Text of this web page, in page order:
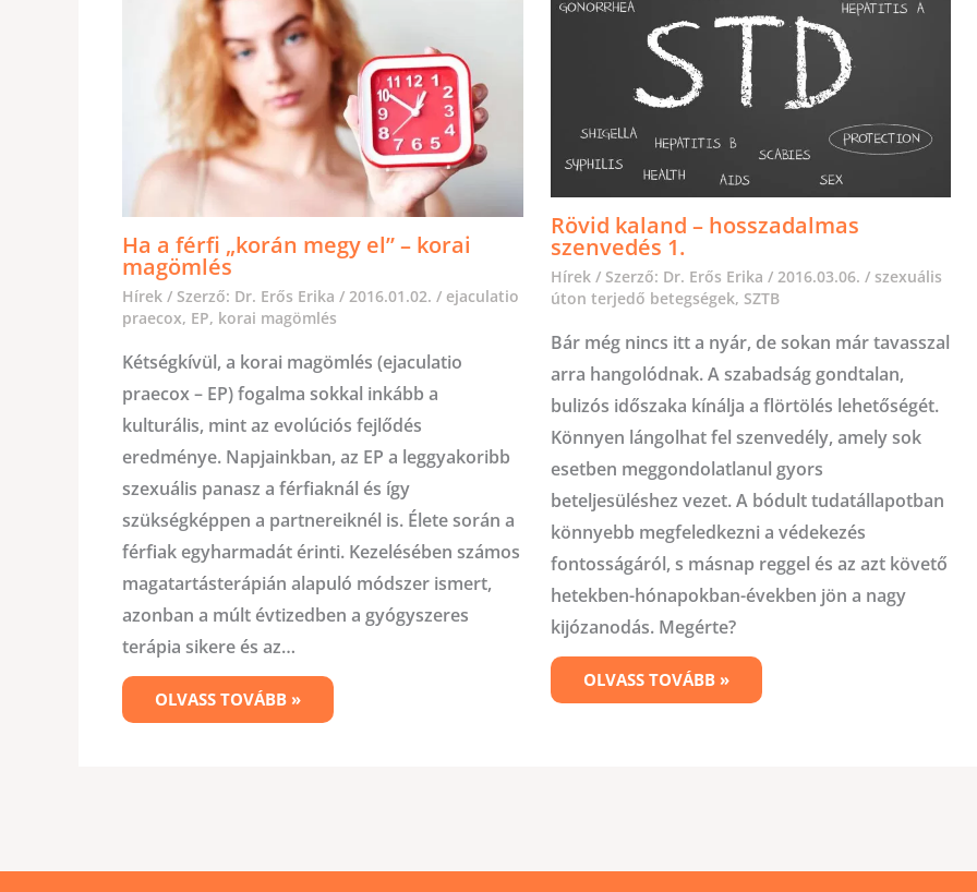
Ha a férfi „korán megy el” – korai
magömlés
Hírek / Szerző: Dr. Erős Erika / 2016.01.02. / ejaculatio
praecox, EP, korai magömlés
Kétségkívül, a korai magömlés (ejaculatio
praecox – EP) fogalma sokkal inkább a
kulturális, mint az evolúciós fejlődés
eredménye. Napjainkban, az EP a leggyakoribb
szexuális panasz a férfiaknál és így
szükségképpen a partnereiknél is. Élete során a
férfiak egyharmadát érinti. Kezelésében számos
magatartásterápián alapuló módszer ismert,
azonban a múlt évtizedben a gyógyszeres
terápia sikere és az…
OLVASS TOVÁBB »
Rövid kaland – hosszadalmas
szenvedés 1.
Hírek/ Szerző: Dr. Erős Erika / 2016.03.06. / szexuális
úton terjedő betegségek, SZTB
Bár még nincs itt a nyár, de sokan már tavasszal
arra hangolódnak. A szabadság gondtalan,
bulizós időszaka kínálja a flörtölés lehetőségét.
Könnyen lángolhat fel szenvedély, amely sok
esetben meggondolatlanul gyors
beteljesüléshez vezet. A bódult tudatállapotban
könnyebb megfeledkezni a védekezés
fontosságáról, s másnap reggel és az azt követő
hetekben-hónapokban-években jön a nagy
kijózanodás. Megérte?
OLVASS TOVÁBB »